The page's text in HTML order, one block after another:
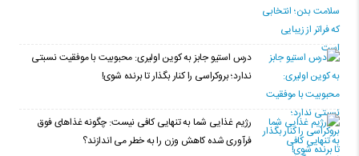
درس استیو جابز به کوین اولیری: محبوبیت با موفقیت نسبتی
ندارد؛ بروکراسی را کنار بگذار تا برنده شوی!
رژیم غذایی شما به تنهایی کافی نیست: چگونه غذاهای فوق
فرآوری شده کاهش وزن را به خطر می اندازند؟